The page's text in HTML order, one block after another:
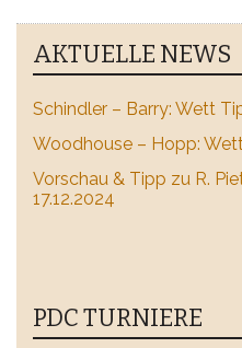
AKTUELLE NEWS
Schindler – Barry: Wett
Woodhouse – Hopp:
Vorschau & Tipp zu R.
17.12.2024
PDC TURNIERE